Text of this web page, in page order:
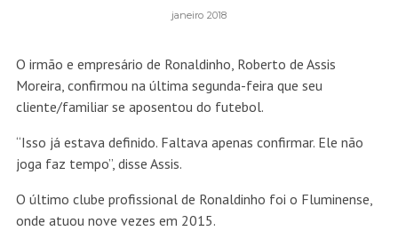
janeiro 2018
O irmão e empresário de Ronaldinho, Roberto de Assis
Moreira, confirmou na última segunda-feira que seu
cliente/familiar se aposentou do futebol.
“Isso já estava definido. Faltava apenas confirmar. Ele não
joga faz tempo”, disse Assis.
O último clube profissional de Ronaldinho foi o Fluminense,
onde atuou nove vezes em 2015.